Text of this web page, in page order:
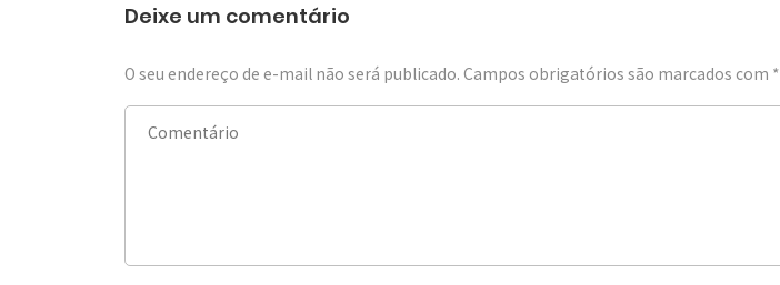
Deixe um comentário
O seu endereço de e-mail não será publicado. Campos obrigatórios são marcados com *